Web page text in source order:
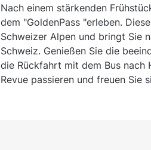
Nach einem stärkenden
dem "GoldenPass "erleben.
Schweizer Alpen und bringt Sie
Schweiz. Genießen Sie die
die Rückfahrt mit dem Bus nach
Revue passieren und freuen Sie